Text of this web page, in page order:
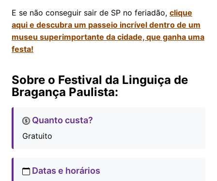
E se não conseguir sair de SP no feriadão, clique
aqui e descubra um passeio incrível dentro de um
museu superimportante da cidade, que ganha uma
festa!
Sobre o Festival da Linguiça de
Bragança Paulista:
Quanto custa?
Gratuito
Datas e horários